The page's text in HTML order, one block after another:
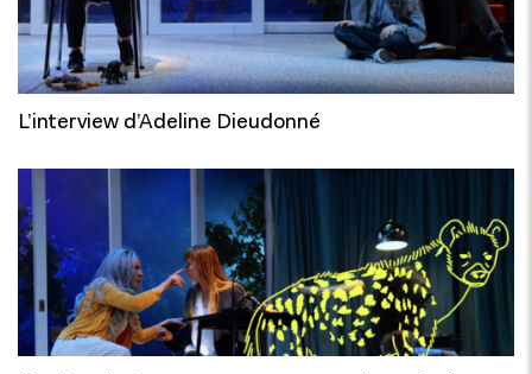
L’interview d’Adeline Dieudonné